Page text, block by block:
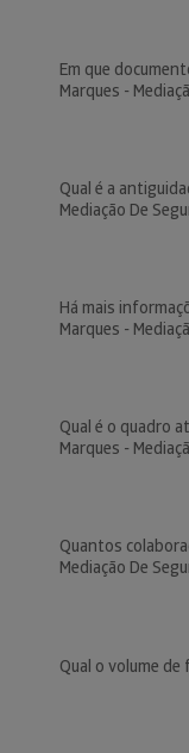
Em que
Marques -
Qual é a
Mediação De
Há mais
Marques -
Qual é o quadro
Marques -
Quantos
Mediação De
Qual o volume